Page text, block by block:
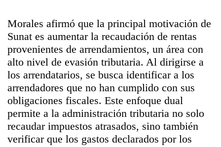
Morales afirmó que la principal motivación de
Sunat es aumentar la recaudación de rentas
provenientes de arrendamientos, un área con
alto nivel de evasión tributaria. Al dirigirse a
los arrendatarios, se busca identificar a los
arrendadores que no han cumplido con sus
obligaciones fiscales. Este enfoque dual
permite a la administración tributaria no solo
recaudar impuestos atrasados, sino también
verificar que los gastos declarados por los